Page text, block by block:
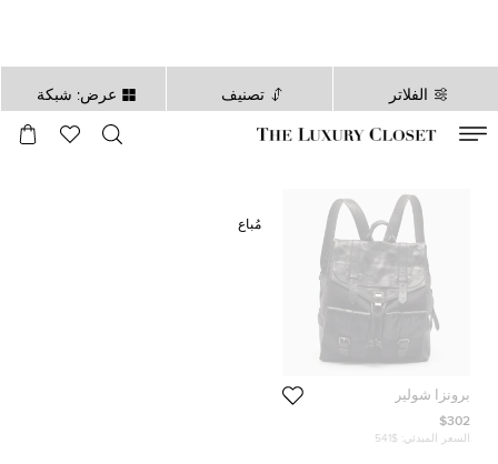
الفلاتر تصنيف عرض: شبكة
ثانية
برونزا شولير
$302
السعر المبدئي: $541
مُباع